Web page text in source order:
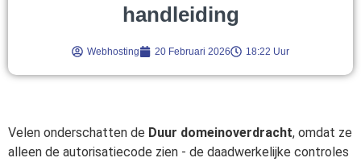
handleiding
Webhosting 20 Februari 2026 18:22 Uur
Velen onderschatten de Duur domeinoverdracht, omdat ze
alleen de autorisatiecode zien - de daadwerkelijke controles